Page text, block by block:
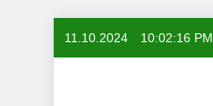
11.10.2024 10:02:17 PM